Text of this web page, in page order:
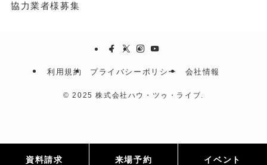
協力業者様募集
利用規約 プライバシーポリシー 会社情報
© 2025 株式会社ハウ・ツゥ・ライブ.
資料請求 来場予約 イベント